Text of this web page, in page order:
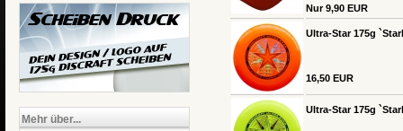
Mehr über...
Nur 9,90 EUR
Ultra-Star 175g
16,50 EUR
Ultra-Star 175g